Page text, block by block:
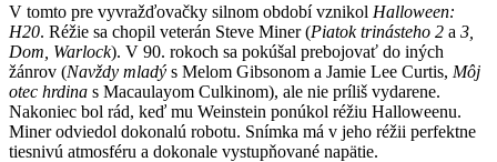
V tomto pre vyvražďovačky silnom období vznikol Halloween:
H20. Réžie sa chopil veterán Steve Miner (Piatok trinásteho 2 a 3,
Dom, Warlock). V 90. rokoch sa pokúšal prebojovať do iných
žánrov (Navždy mladý s Melom Gibsonom a Jamie Lee Curtis, Môj
otec hrdina s Macaulayom Culkinom), ale nie príliš vydarene.
Nakoniec bol rád, keď mu Weinstein ponúkol réžiu Halloweenu.
Miner odviedol dokonalú robotu. Snímka má v jeho réžii perfektne
tiesnivú atmosféru a dokonale vystupňované napätie.